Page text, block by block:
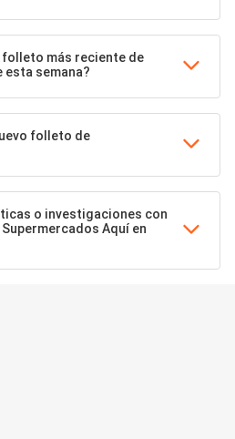
folleto más reciente de
esta semana?
folleto de
o investigaciones con
Aquí en